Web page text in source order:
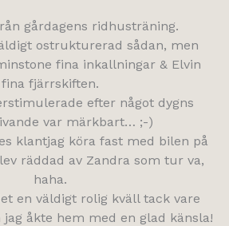
gårdagens ridhusträning.
ostrukturerad sådan, men
fina inkallningar & Elvin
fina fjärrskiften.
efter något dygns
var märkbart… ;-)
klantjag köra fast med bilen på
räddad av Zandra som tur va,
haha.
en väldigt rolig kväll tack vare
jag åkte hem med en glad känsla!